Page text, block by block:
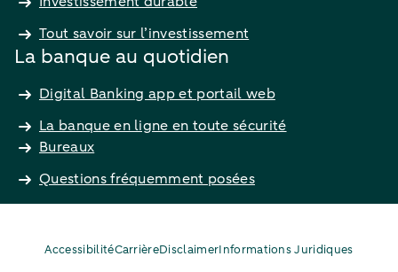
Tout savoir sur l’investissement
La banque au quotidien
Digital Banking app et portail web
La banque en ligne en toute sécurité
Bureaux
Questions fréquemment posées
AccessibilitéCarrièreDisclaimerInformations Juridiques